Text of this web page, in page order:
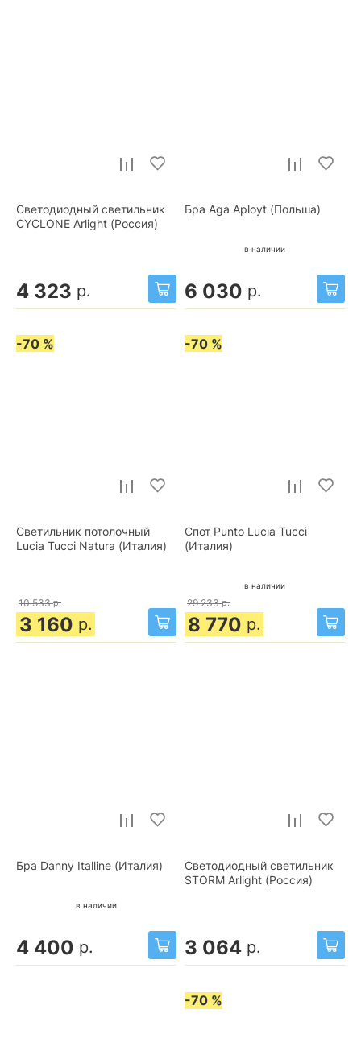
Светодиодный светильник
CYCLONE Arlight (Россия)
4 323 р.
Бра Aga Aployt (Польша)
в наличии
6 030 р.
-70 %
Светильник потолочный
Lucia Tucci Natura (Италия)
10 533 р.
3 160 р.
-70 %
Спот Punto Lucia Tucci
(Италия)
в наличии
29 233 р.
8 770 р.
Бра Danny Italline (Италия)
в наличии
4 400 р.
Светодиодный светильник
STORM Arlight (Россия)
3 064 р.
-70 %